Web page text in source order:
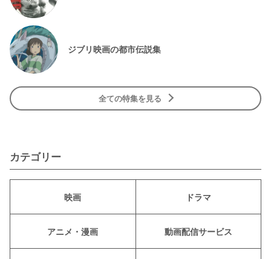
ジブリ映画の都市伝説集
全ての特集を見る
カテゴリー
映画 ドラマ
アニメ・漫画 動画配信サービス